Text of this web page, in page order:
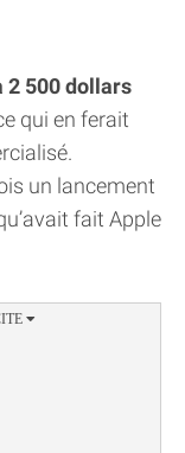
2 500 dollars
qui en ferait
un lancement
fait Apple